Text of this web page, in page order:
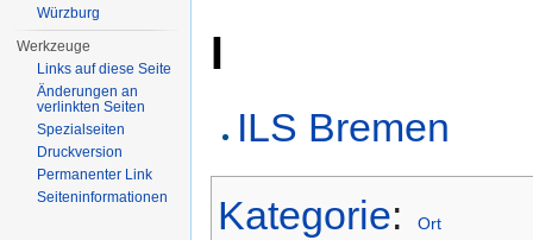
I
ILS Bremen
Kategorie: Ort
Würzburg
Werkzeuge
Links auf diese Seite
Änderungen an
verlinkten Seiten
Spezialseiten
Druckversion
Permanenter Link
Seiten­informationen